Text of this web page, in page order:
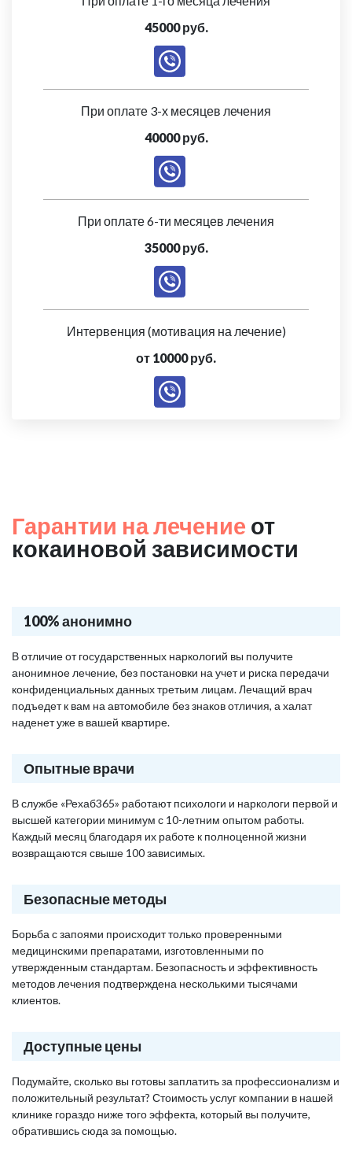
45000 руб.
При оплате 3-х месяцев лечения
40000 руб.
При оплате 6-ти месяцев лечения
35000 руб.
Интервенция (мотивация на лечение)
от 10000 руб.
Гарантии на лечение от
кокаиновой зависимости
100% анонимно
В отличие от государственных наркологий вы получите
анонимное лечение, без постановки на учет и риска передачи
конфиденциальных данных третьим лицам. Лечащий врач
подъедет к вам на автомобиле без знаков отличия, а халат
наденет уже в вашей квартире.
Опытные врачи
В службе «Рехаб365» работают психологи и наркологи первой и
высшей категории минимум с 10-летним опытом работы.
Каждый месяц благодаря их работе к полноценной жизни
возвращаются свыше 100 зависимых.
Безопасные методы
Борьба с запоями происходит только проверенными
медицинскими препаратами, изготовленными по
утвержденным стандартам. Безопасность и эффективность
методов лечения подтверждена несколькими тысячами
клиентов.
Доступные цены
Подумайте, сколько вы готовы заплатить за профессионализм и
положительный результат? Стоимость услуг компании в нашей
клинике гораздо ниже того эффекта, который вы получите,
обратившись сюда за помощью.